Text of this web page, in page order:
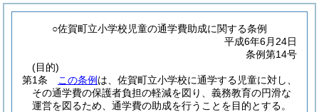
○佐賀町立小学校児童の通学費助成に関する条例
平成6年6月24日
条例第14号
(目的)
第1条
この条例 は、佐賀町立小学校に通学する児童に対し、
その通学費の保護者負担の軽減を図り、義務教育の円滑な
運営を図るため、通学費の助成を行うことを目的とする。